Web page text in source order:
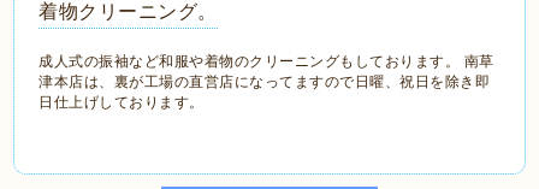
着物クリーニング。
成人式の振袖など和服や着物のクリーニングもしております。 南草
津本店は、裏が工場の直営店になってますので日曜、祝日を除き即
日仕上げしております。